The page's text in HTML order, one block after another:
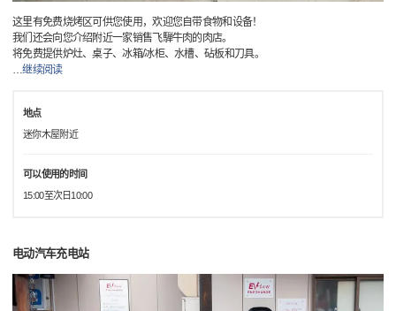
这里有免费烧烤区可供您使用，欢迎您自带食物和设备！
我们还会向您介绍附近一家销售飞騨牛肉的肉店。
将免费提供炉灶、桌子、冰箱/冰柜、水槽、砧板和刀具。
…继续阅读
地点
迷你木屋附近
可以使用的时间
15:00至次日10:00
电动汽车充电站